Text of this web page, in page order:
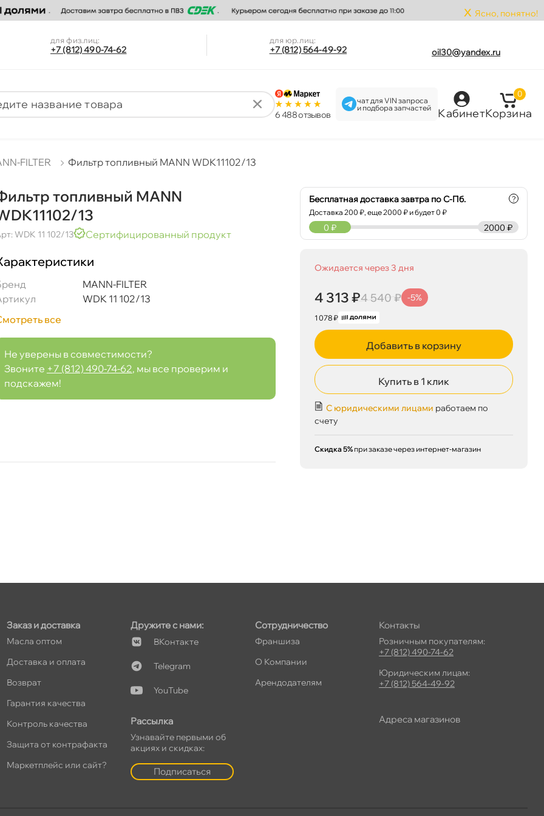
x Ясно, понятно!
для физ.лиц:
+7 (812) 490-74-62
для юр.лиц:
+7 (812) 564-49-92 oil30@yandex.ru
6 488 отзыво
чат для VIN запроса
и подбора запчастей
Кабинет
0
Корзина
FILTER Фильтр топливный MANN WDK11102/13
топливный MANN
13
WDK 11 102/13 Сертифицированный продукт
MANN-FILTER
WDK 11 102/13
все
Не уверены в совместимости?
Звоните +7 (812) 490-74-62, мы все проверим и
подскажем!
Бесплатная доставка завтра по С-Пб.
Доставка200 ₽, еще2000 ₽ и будет 0 ₽
?
2000 ₽
0 ₽
Ожидается через 3 дня
4 313 ₽4 540 ₽ -5%
1 078 ₽
Добавить в корзину
Купить в 1 клик
С юридическими лицами работаем по
счету
Скидка 5% при заказе через интернет-магазин
06.08 (при заказе от 2000₽) Сегодня, 06.08
Заказ и доставка
Масла оптом
Доставка и оплата
озврат
Гарантия качества
Контроль качества
Защита от контрафакта
Маркетплейс или сайт?
Дружите с нами:
Контакте
Telegram
YouTube
Рассылка
Узнавайте первыми о
акциях и скидках:
Подписаться
Сотрудничество
Франшиза
О Компании
Арендодателям
Контакты
Розничным покупателям:
+7 (812) 490-74-62
Юридическим лицам:
+7 (812) 564-49-92
Адреса магазино